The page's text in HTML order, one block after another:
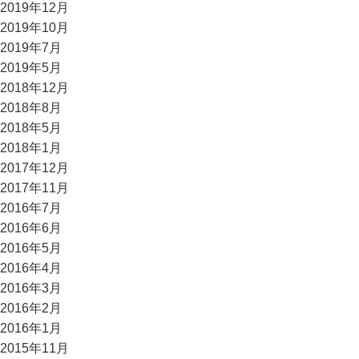
2019年12月
2019年10月
2019年7月
2019年5月
2018年12月
2018年8月
2018年5月
2018年1月
2017年12月
2017年11月
2016年7月
2016年6月
2016年5月
2016年4月
2016年3月
2016年2月
2016年1月
2015年11月